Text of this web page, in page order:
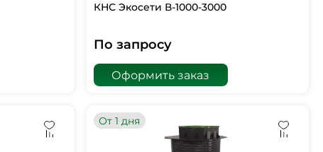
КНС Экосети В-1000-3000
По запросу
Оформить заказ
От 1 дня